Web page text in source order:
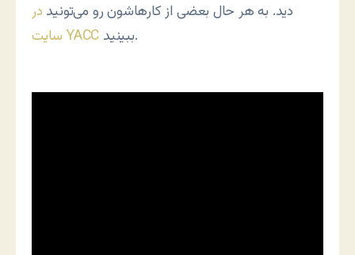
دید. به هر حال بعضی از کارهاشون رو می‌تونید در
سایت YACC
ببینید.